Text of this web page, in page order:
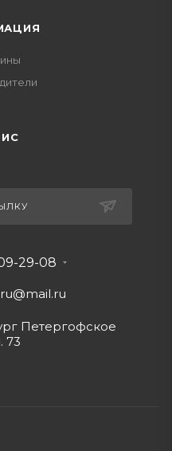
29-08
@mail.ru
Петергофское
73